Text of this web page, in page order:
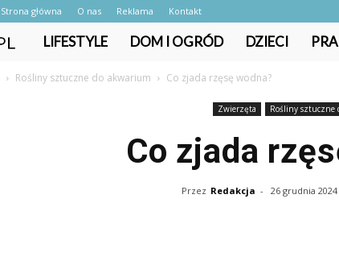
Strona główna O nas Reklama Kontakt
24gazeta.pl
LIFESTYLE DOM I OGRÓD DZIECI
Rośliny sztuczne do akwarium Co zjada rzęsę wodna?
Zwierzęta Rośliny sztuczne
Co zjada
Przez Redakcja - 26 grudnia 2024